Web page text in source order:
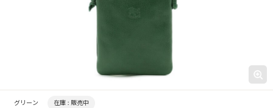
グリーン 在庫 : 販売中